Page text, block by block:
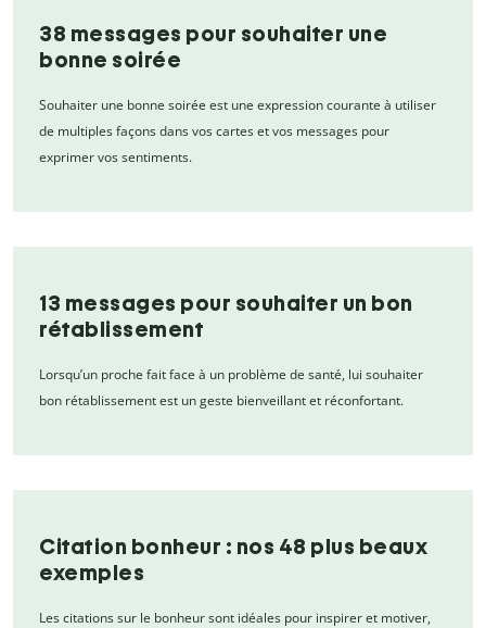
38 messages pour souhaiter une
bonne soirée
Souhaiter une bonne soirée est une expression courante à utiliser
de multiples façons dans vos cartes et vos messages pour
exprimer vos sentiments.
13 messages pour souhaiter un bon
rétablissement
Lorsqu’un proche fait face à un problème de santé, lui souhaiter
bon rétablissement est un geste bienveillant et réconfortant.
Citation bonheur : nos 48 plus beaux
exemples
Les citations sur le bonheur sont idéales pour inspirer et motiver,